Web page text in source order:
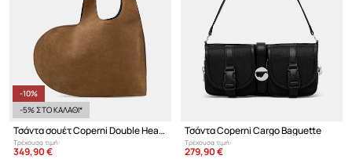
-10%
-5% ΣΤΟ ΚΑΛΑΘΙ*
Τσάντα σουέτ Coperni Double Heart
Τρέχουσα τιμή:
349,90 €
Τσάντα Coperni Cargo Baguette
Τρέχουσα τιμή:
279,90 €